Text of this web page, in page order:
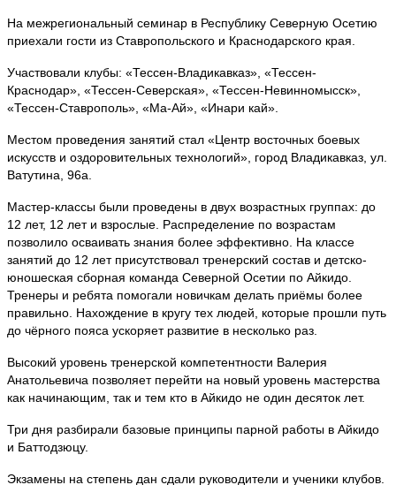
На межрегиональный семинар в Республику Северную Осетию
приехали гости из Ставропольского и Краснодарского края.
Участвовали клубы: «Тессен-Владикавказ», «Тессен-
Краснодар», «Тессен-Северская», «Тессен-Невинномысск»,
«Тессен-Ставрополь», «Ма-Ай», «Инари кай».
Местом проведения занятий стал «Центр восточных боевых
искусств и оздоровительных технологий», город Владикавказ, ул.
Ватутина, 96а.
Мастер-классы были проведены в двух возрастных группах: до
12 лет, 12 лет и взрослые. Распределение по возрастам
позволило осваивать знания более эффективно. На классе
занятий до 12 лет присутствовал тренерский состав и детско-
юношеская сборная команда Северной Осетии по Айкидо.
Тренеры и ребята помогали новичкам делать приёмы более
правильно. Нахождение в кругу тех людей, которые прошли путь
до чёрного пояса ускоряет развитие в несколько раз.
Высокий уровень тренерской компетентности Валерия
Анатольевича позволяет перейти на новый уровень мастерства
как начинающим, так и тем кто в Айкидо не один десяток лет.
Три дня разбирали базовые принципы парной работы в Айкидо
и Баттодзюцу.
Экзамены на степень дан сдали руководители и ученики клубов.